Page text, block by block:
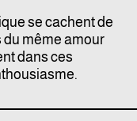
se cachent de
même amour
dans ces